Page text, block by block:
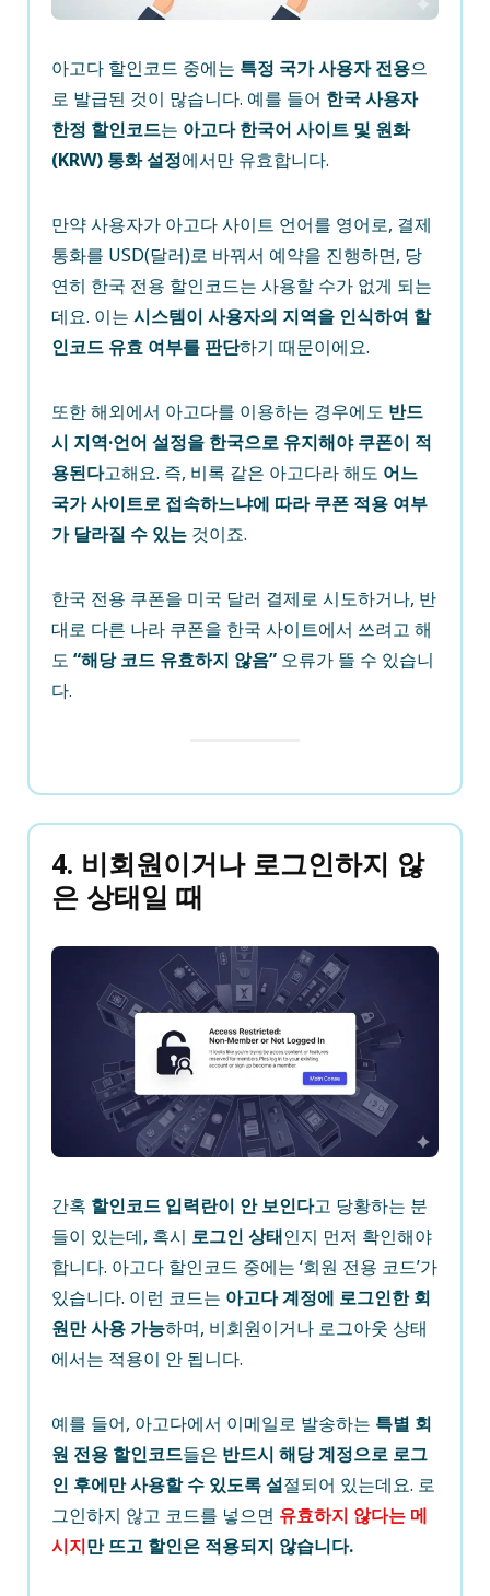
아고다 할인코드 중에는 특정 국가 사용자 전용으
로 발급된 것이 많습니다. 예를 들어 한국 사용자
한정 할인코드는 아고다 한국어 사이트 및 원화
(KRW) 통화 설정에서만 유효합니다.
만약 사용자가 아고다 사이트 언어를 영어로, 결제
통화를 USD(달러)로 바꿔서 예약을 진행하면, 당
연히 한국 전용 할인코드는 사용할 수가 없게 되는
데요. 이는 시스템이 사용자의 지역을 인식하여 할
인코드 유효 여부를 판단하기 때문이에요.
또한 해외에서 아고다를 이용하는 경우에도 반드
시 지역·언어 설정을 한국으로 유지해야 쿠폰이 적
용된다고해요. 즉, 비록 같은 아고다라 해도 어느
국가 사이트로 접속하느냐에 따라 쿠폰 적용 여부
가 달라질 수 있는 것이죠.
한국 전용 쿠폰을 미국 달러 결제로 시도하거나, 반
대로 다른 나라 쿠폰을 한국 사이트에서 쓰려고 해
도 “해당 코드 유효하지 않음” 오류가 뜰 수 있습니
다.
4. 비회원이거나 로그인하지 않
은 상태일 때
간혹 할인코드 입력란이 안 보인다고 당황하는 분
들이 있는데, 혹시 로그인 상태인지 먼저 확인해야
합니다. 아고다 할인코드 중에는 ‘회원 전용 코드’가
있습니다. 이런 코드는 아고다 계정에 로그인한 회
원만 사용 가능하며, 비회원이거나 로그아웃 상태
에서는 적용이 안 됩니다.
예를 들어, 아고다에서 이메일로 발송하는 특별 회
원 전용 할인코드들은 반드시 해당 계정으로 로그
인 후에만 사용할 수 있도록 설절되어 있는데요. 로
그인하지 않고 코드를 넣으면 유효하지 않다는 메
시지만 뜨고 할인은 적용되지 않습니다.